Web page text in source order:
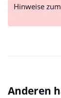
Hinweise
Anderen